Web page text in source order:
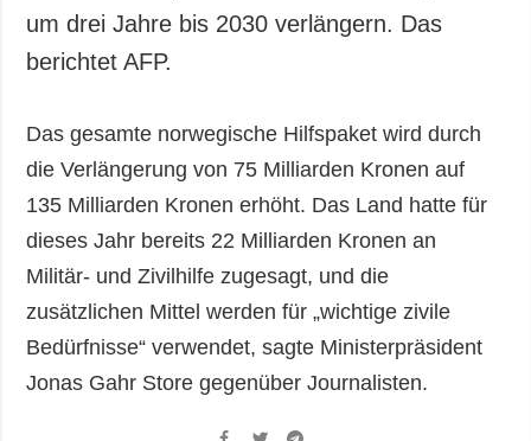
Sport
Kriminalität
Notfälle
ZUSÄTZLICH
Veröffentlichungen
Interview
Fotos
Video
LEISTUNGEN
Abonnement
Fotobank
um drei Jahre bis 2030 verlängern. Das
berichtet AFP.
Das gesamte norwegische Hilfspaket wird durch
die Verlängerung von 75 Milliarden Kronen auf
135 Milliarden Kronen erhöht. Das Land hatte für
dieses Jahr bereits 22 Milliarden Kronen an
Militär- und Zivilhilfe zugesagt, und die
zusätzlichen Mittel werden für „wichtige zivile
Bedürfnisse“ verwendet, sagte Ministerpräsident
Jonas Gahr Store gegenüber Journalisten.